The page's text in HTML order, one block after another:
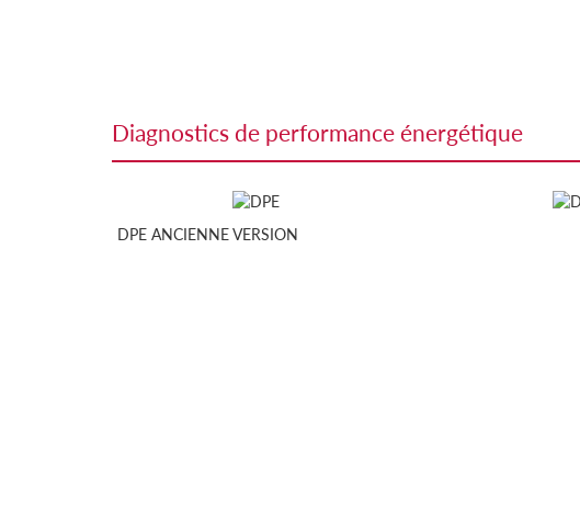
diagnostics de performance énergétique
DPE ANCIENNE VERSION